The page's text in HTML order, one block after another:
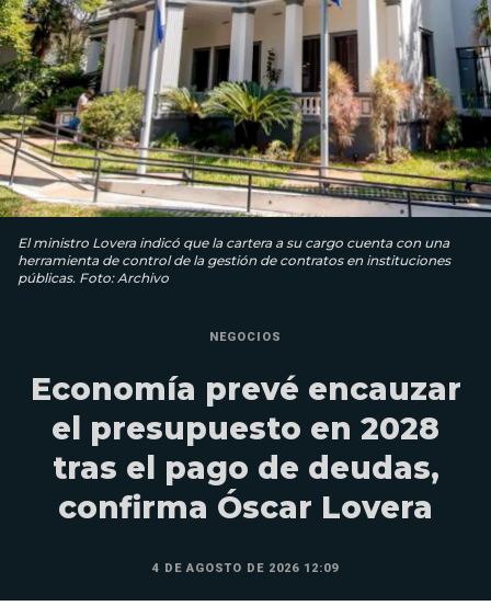
El ministro Lovera indicó que la cartera a su cargo cuenta con una
herramienta de control de la gestión de contratos en instituciones
públicas. Foto: Archivo
NEGOCIOS
Economía prevé encauzar
el presupuesto en 2028
tras el pago de deudas,
confirma Óscar Lovera
4 DE AGOSTO DE 2026 12:09